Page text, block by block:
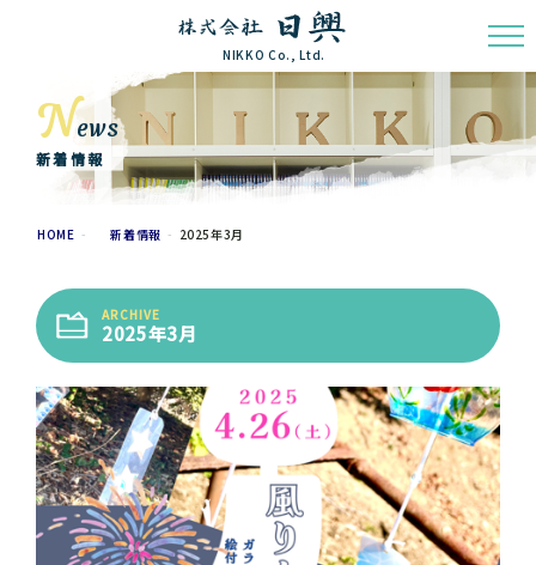
NIKKO Co., Ltd.
News
新着情報
HOME 新着情報 2025年3月
ARCHIVE
2025年3月